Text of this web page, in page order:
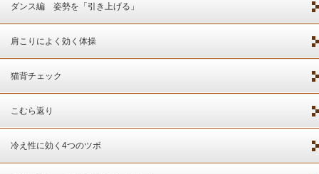
ダンス編 姿勢を「引き上げる」
肩こりによく効く体操
猫背チェック
こむら返り
冷え性に効く4つのツボ